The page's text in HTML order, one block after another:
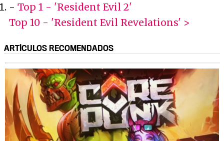
- Top 1 - 'Resident Evil 2'
Top 10 - 'Resident Evil Revelations' >
ARTÍCULOS RECOMENDADOS